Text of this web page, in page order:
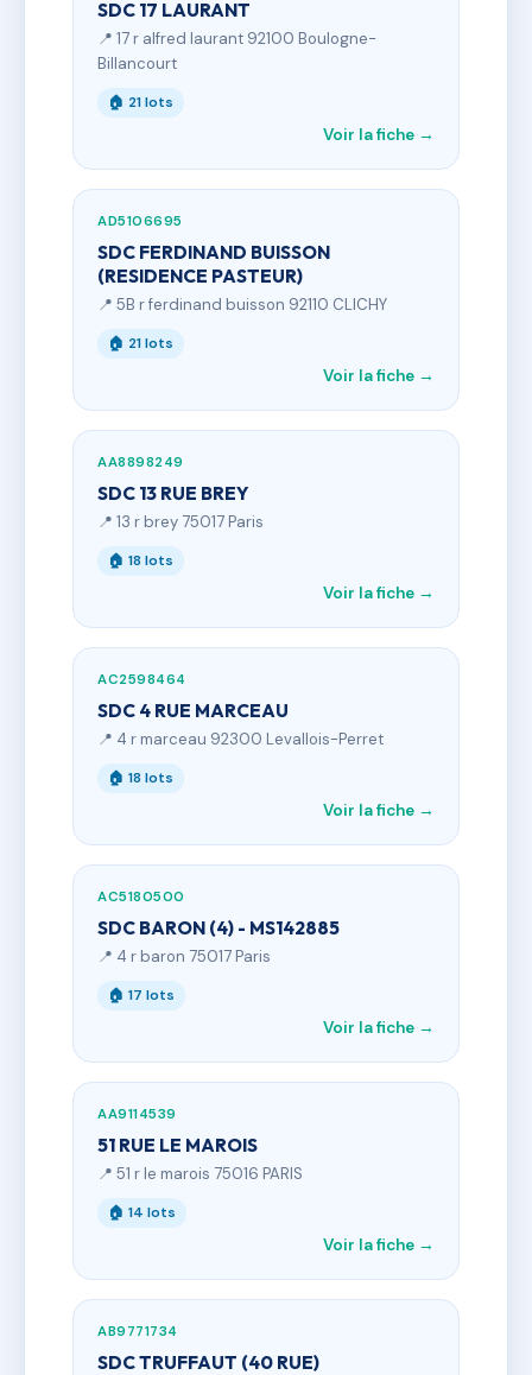
SDC 17 LAURANT
📍 17 r alfred laurant 92100 Boulogne-
Billancourt
🏠 21 lots
Voir la fiche →
AD5106695
SDC FERDINAND BUISSON
(RESIDENCE PASTEUR)
📍 5B r ferdinand buisson 92110 CLICHY
🏠 21 lots
Voir la fiche →
AA8898249
SDC 13 RUE BREY
📍 13 r brey 75017 Paris
🏠 18 lots
Voir la fiche →
AC2598464
SDC 4 RUE MARCEAU
📍 4 r marceau 92300 Levallois-Perret
🏠 18 lots
Voir la fiche →
AC5180500
SDC BARON (4) - MS142885
📍 4 r baron 75017 Paris
🏠 17 lots
Voir la fiche →
AA9114539
51 RUE LE MAROIS
📍 51 r le marois 75016 PARIS
🏠 14 lots
Voir la fiche →
AB9771734
SDC TRUFFAUT (40 RUE)